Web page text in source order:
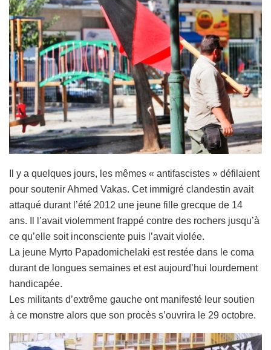
Il y a quelques jours, les mêmes « antifascistes » défilaient
pour soutenir Ahmed Vakas. Cet immigré clandestin avait
attaqué durant l’été 2012 une jeune fille grecque de 14
ans. Il l’avait violemment frappé contre des rochers jusqu’à
ce qu’elle soit inconsciente puis l’avait violée.
La jeune Myrto Papadomichelaki est restée dans le coma
durant de longues semaines et est aujourd’hui lourdement
handicapée.
Les militants d’extrême gauche ont manifesté leur soutien
à ce monstre alors que son procès s’ouvrira le 29 octobre.